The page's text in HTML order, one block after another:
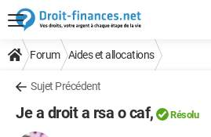
Forum Aides et allocations
Sujet Précédent
Je a droit a rsa o caf, Résolu